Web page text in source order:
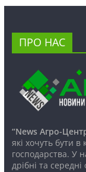
ПРО НАС
“News Агро-
які хочуть бути в
господарства. У
дрібні та